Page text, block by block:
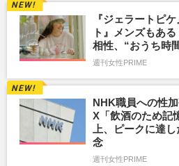
『ジェラートピ
ト』メンズもあ
相性、“おうち時
週刊女性PRIME
NHK職員への性
X「飲酒のため記
上、ピークに達
念
週刊女性PRIME